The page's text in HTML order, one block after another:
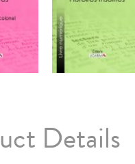
Details